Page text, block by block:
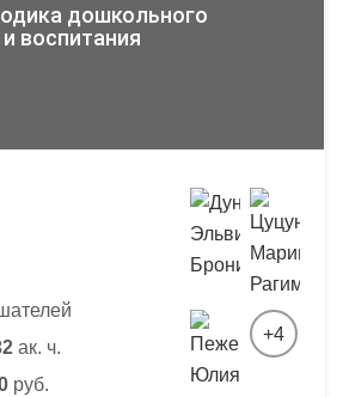
дошкольного
воспитания
ак. ч.
руб.
+4